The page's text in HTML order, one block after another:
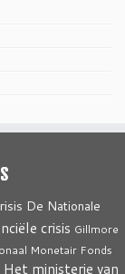
De Nationale
crisis Gillmore
Monetair Fonds
Het ministerie van